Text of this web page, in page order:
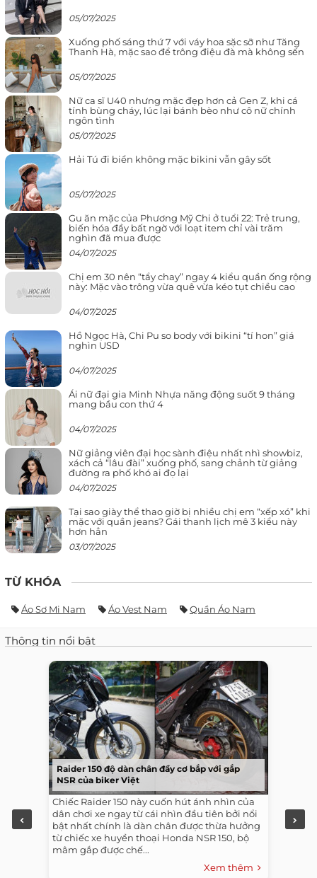
05/07/2025
Xuống phố sáng thứ 7 với váy hoa sặc sỡ như Tăng
Thanh Hà, mặc sao để trông điệu đà mà không sến
05/07/2025
Nữ ca sĩ U40 nhưng mặc đẹp hơn cả Gen Z, khi cá
tính bùng cháy, lúc lại bánh bèo như cô nữ chính
ngôn tình
05/07/2025
Hải Tú đi biển không mặc bikini vẫn gây sốt
05/07/2025
Gu ăn mặc của Phương Mỹ Chi ở tuổi 22: Trẻ trung,
biến hóa đầy bất ngờ với loạt item chỉ vài trăm
nghìn đã mua được
04/07/2025
Chị em 30 nên “tẩy chay” ngay 4 kiểu quần ống rộng
này: Mặc vào trông vừa quê vừa kéo tụt chiều cao
04/07/2025
Hồ Ngọc Hà, Chi Pu so body với bikini “tí hon” giá
nghìn USD
04/07/2025
Ái nữ đại gia Minh Nhựa năng động suốt 9 tháng
mang bầu con thứ 4
04/07/2025
Nữ giảng viên đại học sành điệu nhất nhì showbiz,
xách cả “lâu đài” xuống phố, sang chảnh từ giảng
đường ra phố khó ai đọ lại
04/07/2025
Tại sao giày thể thao giờ bị nhiều chị em “xếp xó” khi
mặc với quần jeans? Gái thanh lịch mê 3 kiểu này
hơn hẳn
03/07/2025
TỪ KHÓA
Áo Sơ Mi Nam Áo Vest Nam Quần Áo Nam
Thông tin nổi bật
Raider 150 độ dàn chân đầy cơ bắp với gắp
NSR của biker Việt
Chiếc Raider 150 này cuốn hút ánh nhìn của
dân chơi xe ngay từ cái nhìn đầu tiên bởi nổi
bật nhất chính là dàn chân được thừa hưởng
từ chiếc xe huyền thoại Honda NSR 150, bộ
mâm gắp được chế...
Xem thêm